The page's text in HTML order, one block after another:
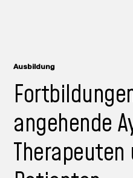
Ausbildung
angehende